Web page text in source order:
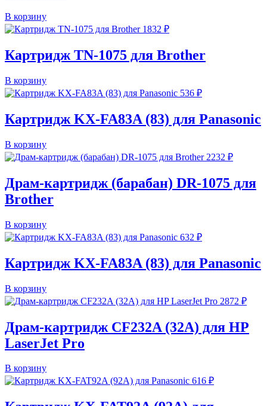
В корзину
1832 ₽
Картридж TN-1075 для Brother
В корзину
536 ₽
Картридж KX-FA83A (83) для Panasonic
В корзину
2232 ₽
Драм-картридж (барабан) DR-1075 для
Brother
В корзину
632 ₽
Картридж KX-FA83A (83) для Panasonic
В корзину
2872 ₽
Драм-картридж CF232A (32A) для HP
LaserJet Pro
В корзину
616 ₽